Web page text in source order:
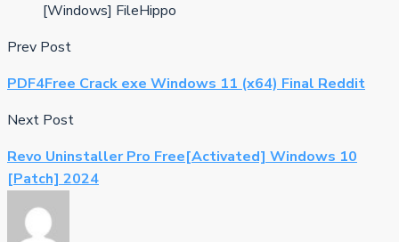
[Windows] FileHippo
Prev Post
PDF4Free Crack exe Windows 11 (x64) Final Reddit
Next Post
Revo Uninstaller Pro Free[Activated] Windows 10
[Patch] 2024